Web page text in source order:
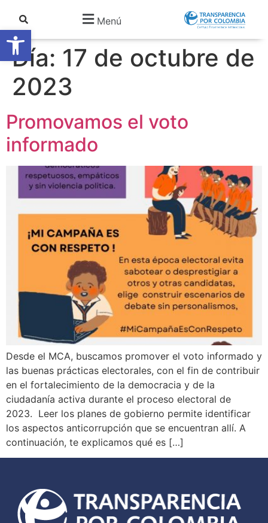
Abrir barra de herramientas
Menú
Día: 17 de octubre de
2023
Promovamos el voto
informado
Desde el MCA, buscamos promover el voto informado y
las buenas prácticas electorales, con el fin de contribuir
en el fortalecimiento de la democracia y de la
ciudadanía activa durante el proceso electoral de
2023. Leer los planes de gobierno permite identificar
los aspectos anticorrupción que se encuentran allí. A
continuación, te explicamos qué es […]